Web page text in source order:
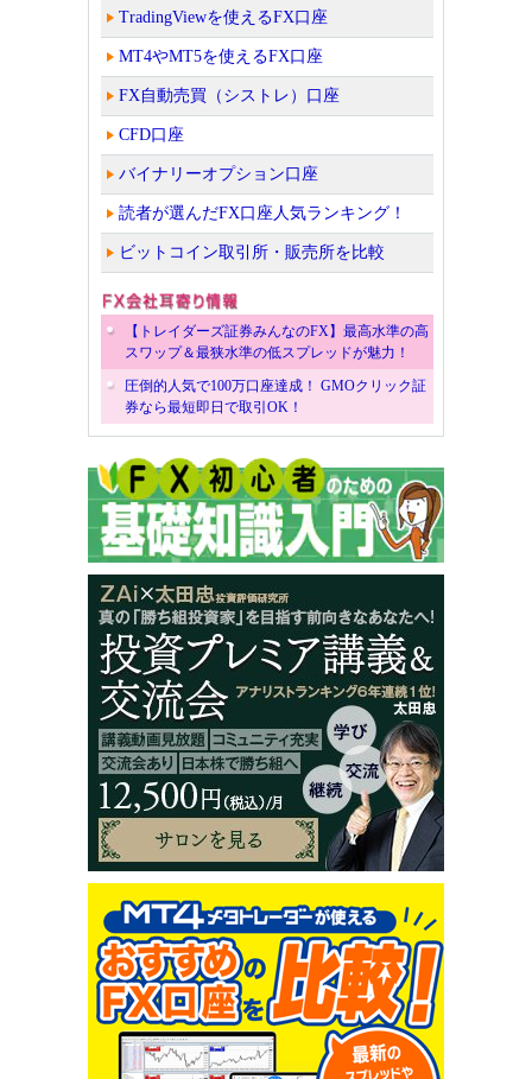
TradingViewを使えるFX口座
MT4やMT5を使えるFX口座
FX自動売買（シストレ）口座
CFD口座
バイナリーオプション口座
読者が選んだFX口座人気ランキング！
ビットコイン取引所・販売所を比較
【トレイダーズ証券みんなのFX】最高水準の高
スワップ＆最狭水準の低スプレッドが魅力！
圧倒的人気で100万口座達成！ GMOクリック証
券なら最短即日で取引OK！